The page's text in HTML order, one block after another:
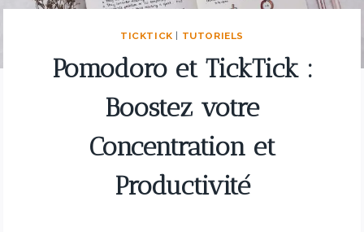
TICKTICK | TUTORIELS
Pomodoro et TickTick :
Boostez votre
Concentration et
Productivité